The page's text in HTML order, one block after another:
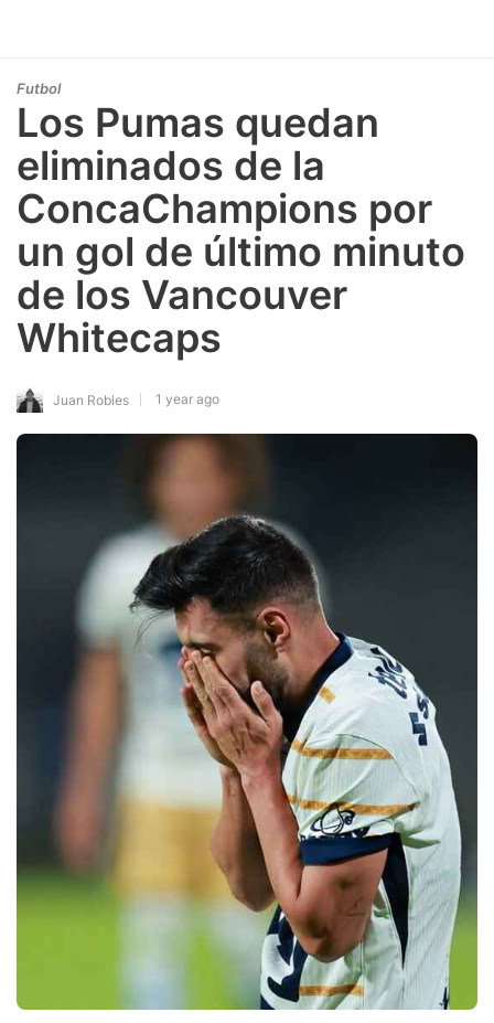
Futbol
Los Pumas quedan
eliminados de la
ConcaChampions por
un gol de último minuto
de los Vancouver
Whitecaps
Juan Robles 1 year ago